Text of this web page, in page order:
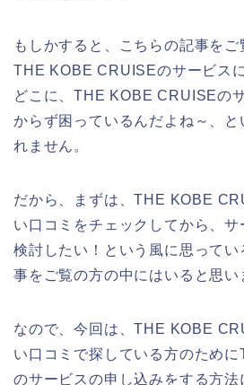
もしかすると、こちらの記事をご
THE KOBE CRUISEのサービス
どこに、THE KOBE CRUISEの
からず困っているんだよね～、と
れません。
だから、まずは、THE KOBE
い口コミをチェックしてから、
検討したい！という風に思って
事をご覧の方の中にはいると思い
なので、今回は、THE KOBE
い口コミで探している方のため
のサービスの申し込みをする方